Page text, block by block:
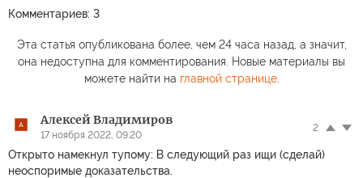
Комментариев: 3
Эта статья опубликована более, чем 24 часа назад, а значит,
она недоступна для комментирования. Новые материалы вы
можете найти на главной странице.
Алексей Владимиров
17 ноября 2022, 09:20
2
Открыто намекнул тупому: В следующий раз ищи (сделай)
неоспоримые доказательства.